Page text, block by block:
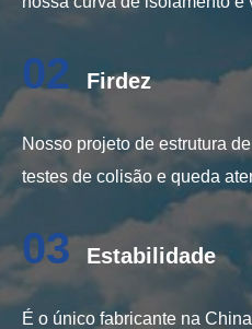
02 Firdez
Nosso projeto de estrutura
testes de colisão e queda
03 Estabilidade
É o único fabricante na